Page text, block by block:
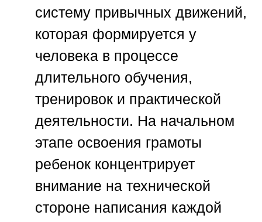
систему привычных движений,
которая формируется у
человека в процессе
длительного обучения,
тренировок и практической
деятельности. На начальном
этапе освоения грамоты
ребенок концентрирует
внимание на технической
стороне написания каждой